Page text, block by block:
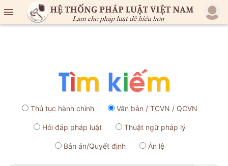

Thủ tục hành chính Văn bản / TCVN / QCVN
Hỏi đáp pháp luật Thuật ngữ pháp lý
Bản án/Quyết định Án lệ